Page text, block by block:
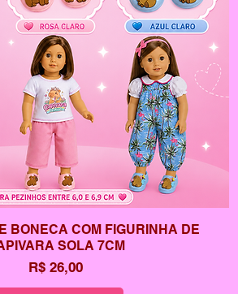
BONECA COM FIGURINHA DE
SOLA 7CM
Preço
R$ 26,00